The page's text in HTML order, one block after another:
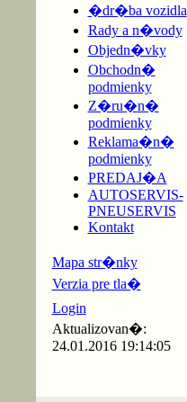
�dr�ba vozidla
Rady a n�vody
Objedn�vky
Obchodn�
podmienky
Z�ru�n�
podmienky
Reklama�n�
podmienky
PREDAJ�A
AUTOSERVIS-
PNEUSERVIS
Kontakt
Mapa str�nky
Verzia pre tla�
Login
Aktualizovan�:
24.01.2016 19:14:05